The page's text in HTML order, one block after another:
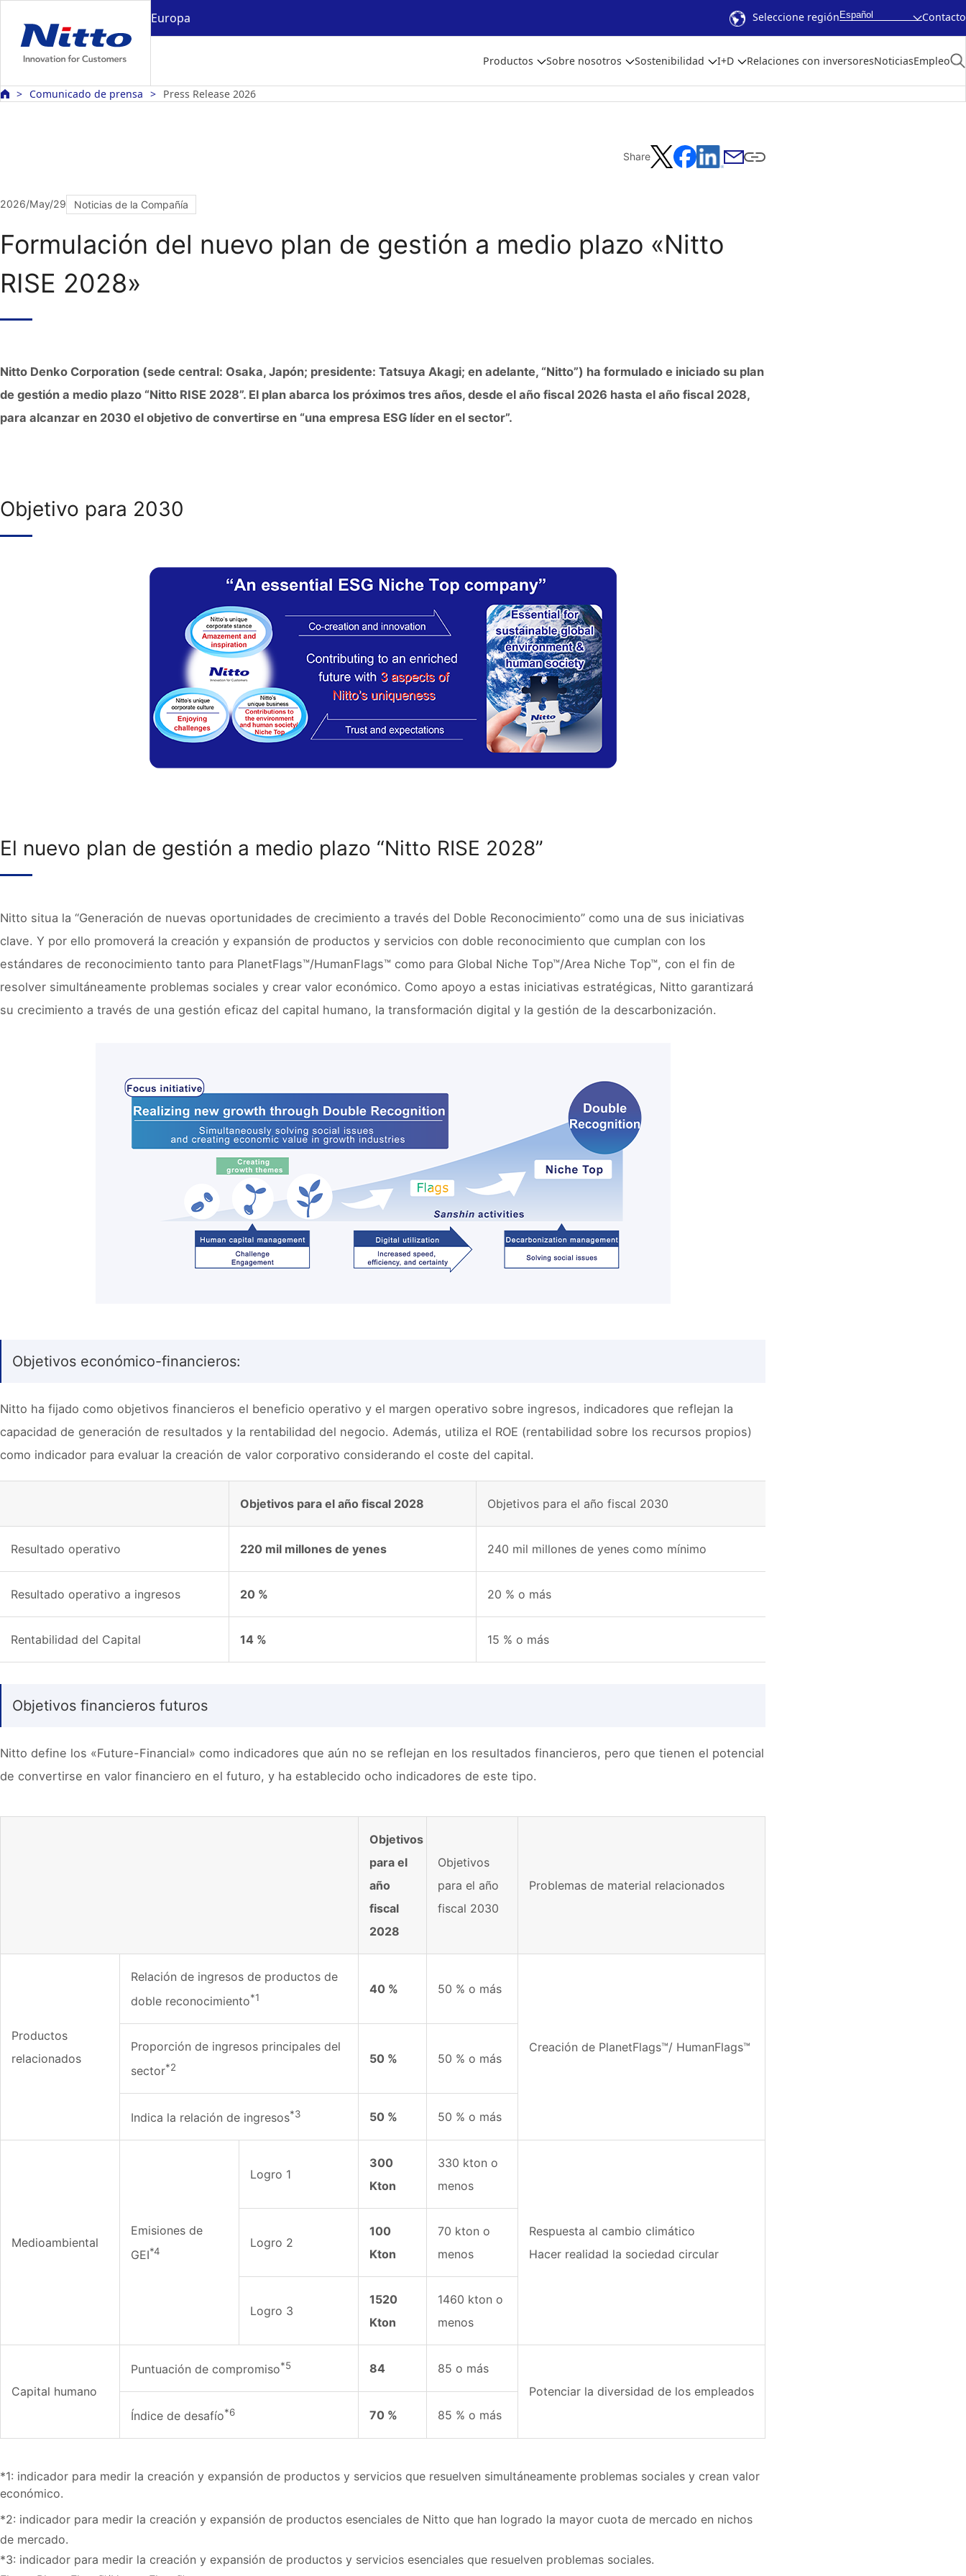
Europa Seleccione región Español Contacto
Productos Sobre nosotros Sostenibilidad I+D Relaciones con inversoresNoticiasEmpleo
Comunicado de prensa Press Release 2026
Share
2026/May/29 Noticias de la Compañía
Formulación del nuevo plan de gestión a medio plazo «Nitto
RISE 2028»
Nitto Denko Corporation (sede central: Osaka, Japón; presidente: Tatsuya Akagi; en adelante, “Nitto”) ha formulado e iniciado su plan
de gestión a medio plazo “Nitto RISE 2028”. El plan abarca los próximos tres años, desde el año fiscal 2026 hasta el año fiscal 2028,
para alcanzar en 2030 el objetivo de convertirse en “una empresa ESG líder en el sector”.
Objetivo para 2030
El nuevo plan de gestión a medio plazo “Nitto RISE 2028”
Nitto situa la “Generación de nuevas oportunidades de crecimiento a través del Doble Reconocimiento” como una de sus iniciativas
clave. Y por ello promoverá la creación y expansión de productos y servicios con doble reconocimiento que cumplan con los
estándares de reconocimiento tanto para PlanetFlags™/HumanFlags™ como para Global Niche Top™/Area Niche Top™, con el fin de
resolver simultáneamente problemas sociales y crear valor económico. Como apoyo a estas iniciativas estratégicas, Nitto garantizará
su crecimiento a través de una gestión eficaz del capital humano, la transformación digital y la gestión de la descarbonización.
Objetivos económico-financieros:
Nitto ha fijado como objetivos financieros el beneficio operativo y el margen operativo sobre ingresos, indicadores que reflejan la
capacidad de generación de resultados y la rentabilidad del negocio. Además, utiliza el ROE (rentabilidad sobre los recursos propios)
como indicador para evaluar la creación de valor corporativo considerando el coste del capital.
Objetivos para el año fiscal 2028 Objetivos para el año fiscal 2030
Resultado operativo 220 mil millones de yenes 240 mil millones de yenes como mínimo
Resultado operativo a ingresos 20 % 20 % o más
Rentabilidad del Capital 14 % 15 % o más
Objetivos financieros futuros
Nitto define los «Future-Financial» como indicadores que aún no se reflejan en los resultados financieros, pero que tienen el potencial
de convertirse en valor financiero en el futuro, y ha establecido ocho indicadores de este tipo.
Objetivos
para el
año
fiscal
2028
Objetivos
para el año
fiscal 2030
Problemas de material relacionados
Productos
relacionados
Relación de ingresos de productos de
doble reconocimiento*1
40 % 50 % o más
Creación de PlanetFlags™/ HumanFlags™
Proporción de ingresos principales del
sector*2
50 % 50 % o más
Indica la relación de ingresos*3 50 % 50 % o más
Medioambiental
Emisiones de
GEI*4
Logro 1
300
Kton
330 kton o
menos
Respuesta al cambio climático
Hacer realidad la sociedad circular
Logro 2
100
Kton
70 kton o
menos
Logro 3
1520
Kton
1460 kton o
menos
Capital humano
Puntuación de compromiso*5 84
85 o más
Potenciar la diversidad de los empleados
Índice de desafío*6 70 % 85 % o más
*1: indicador para medir la creación y expansión de productos y servicios que resuelven simultáneamente problemas sociales y crean valor
económico.
*2: indicador para medir la creación y expansión de productos esenciales de Nitto que han logrado la mayor cuota de mercado en nichos
de mercado.
*3: indicador para medir la creación y expansión de productos y servicios esenciales que resuelven problemas sociales.